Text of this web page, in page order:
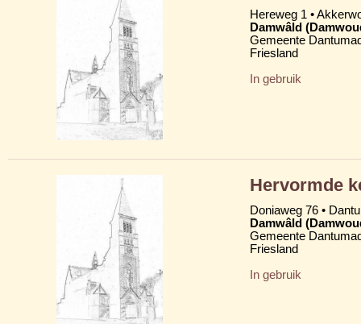
Hereweg 1 •
Damwâld
Gemeente
Friesland
In gebruik
Hervormde
Doniaweg 76 •
Damwâld
Gemeente
Friesland
In gebruik